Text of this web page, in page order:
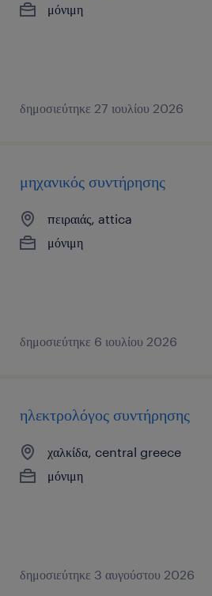
μόνιμη
δημοσιεύτηκε 27 ιουλίου 2026
μηχανικός συντήρησης
πειραιάς, attica
μόνιμη
δημοσιεύτηκε 6 ιουλίου 2026
ηλεκτρολόγος συντήρησης
χαλκίδα, central greece
μόνιμη
δημοσιεύτηκε 3 αυγούστου 2026